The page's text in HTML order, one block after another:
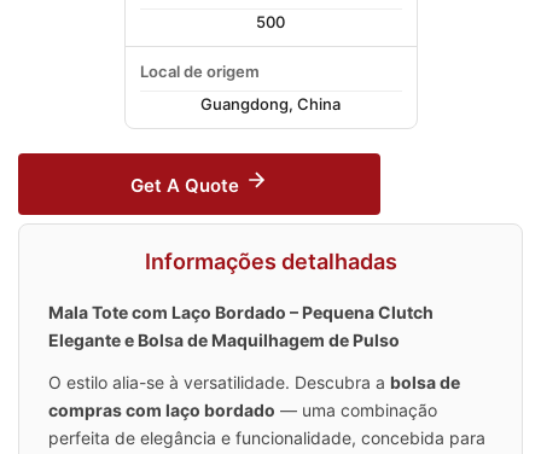
500
Local de origem
Guangdong, China
Get A Quote
Informações detalhadas
Mala Tote com Laço Bordado – Pequena Clutch
Elegante e Bolsa de Maquilhagem de Pulso
O estilo alia-se à versatilidade. Descubra a bolsa de
compras com laço bordado — uma combinação
perfeita de elegância e funcionalidade, concebida para